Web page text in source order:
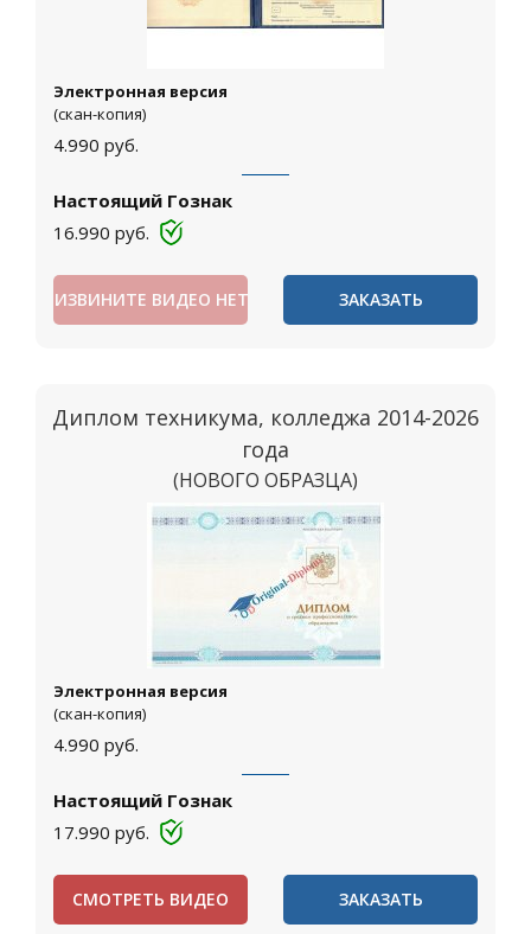
Электронная версия
(скан-копия)
4.990 руб.
Настоящий Гознак
16.990 руб.
ИЗВИНИТЕ ВИДЕО НЕТ ЗАКАЗАТЬ
Диплом техникума, колледжа 2014-2026
года
(НОВОГО ОБРАЗЦА)
Москва
Электронная версия
(скан-копия)
4.990 руб.
Настоящий Гознак
17.990 руб.
СМОТРЕТЬ ВИДЕО ЗАКАЗАТЬ